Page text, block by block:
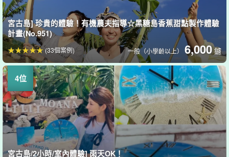
宮古島] 珍貴的體驗！有機農夫指導☆黑糖島香蕉甜點製作體驗
計畫(No.951)
一般（小學齡以上） 6,000 鑢
(33個案例)
宮古島/2小時/室內體驗] 雨天OK！